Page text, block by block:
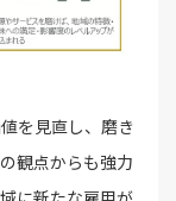
を見直し、磨き
観点からも強力